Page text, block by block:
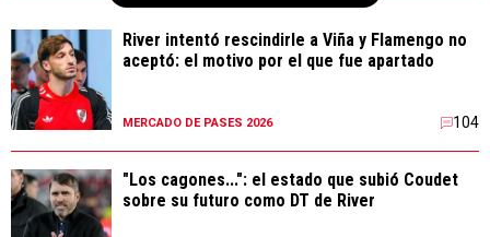
River intentó rescindirle a Viña y Flamengo no
aceptó: el motivo por el que fue apartado
MERCADO DE PASES 2026 104
"Los cagones...": el estado que subió Coudet
sobre su futuro como DT de River